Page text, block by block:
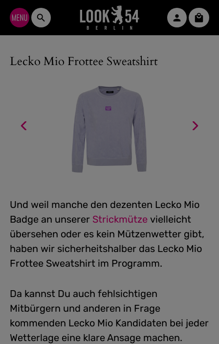
Zum Hauptinhalt springen
Lecko Mio Frottee Sweatshirt
Und weil manche den dezenten Lecko Mio
Badge an unserer Strickmütze vielleicht
übersehen oder es kein Mützenwetter gibt,
haben wir sicherheitshalber das Lecko Mio
Frottee Sweatshirt im Programm.
Da kannst Du auch fehlsichtigen
Mitbürgern und anderen in Frage
kommenden Lecko Mio Kandidaten bei jeder
Wetterlage eine klare Ansage machen.